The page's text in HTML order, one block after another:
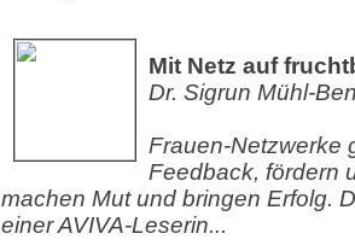
Mit Netz auf
Dr. Sigrun Mühl-
Frauen-Netzwerke
Feedback, fördern
machen Mut und bringen Erfolg.
einer AVIVA-Leserin...